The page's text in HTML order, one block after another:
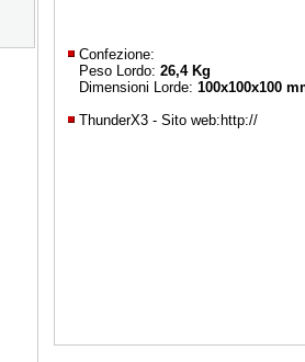
Confezione:
Peso Lordo: 26,4 Kg
Dimensioni Lorde: 100x100x100
ThunderX3 - Sito web: http://